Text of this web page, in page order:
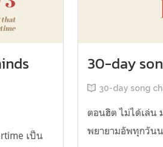
เป็น
30-day
30-day song
ตอนฮิต ไม่ได้เล่น
พยายามอัพทุกวันน